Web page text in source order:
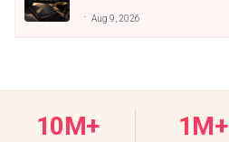
Aug 9, 2026
10M+ 1M+